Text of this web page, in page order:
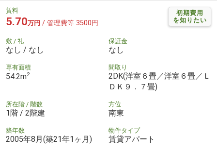
初期費用
を知りたい
賃料
5.70万円 / 管理費等 3500円
敷 / 礼
なし / なし
保証金
なし
専有面積
54.2m2
間取り
2DK(洋室６畳／洋室６畳／Ｌ
ＤＫ９．７畳)
所在階 / 階数
1階 / 2階建
方位
南東
築年数
2005年8月(築21年1ヶ月)
物件タイプ
賃貸アパート